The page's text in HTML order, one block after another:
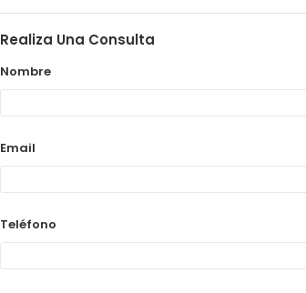
Realiza Una Consulta
Nombre
Email
Teléfono